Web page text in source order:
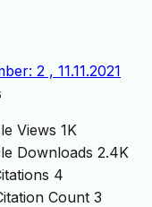
2 , 11.11.2021
Views 1K
Downloads 2.4K
4
Count 3